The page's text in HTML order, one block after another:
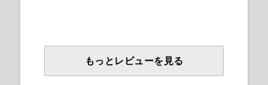
もっとレビューを見る